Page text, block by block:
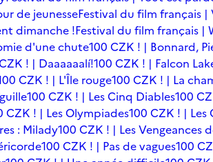
de jeunesseFestival du film français |
dimanche !Festival du film français |
d'une chute100 CZK ! | Bonnard,
! | Daaaaaalí!100 CZK ! | Falcon
CZK ! | L'Île rouge100 CZK ! | La
100 CZK ! | Les Cinq Diables100
CZK ! | Les Olympiades100 CZK ! |
: Milady100 CZK ! | Les Vengeances
100 CZK ! | Pas de vagues100